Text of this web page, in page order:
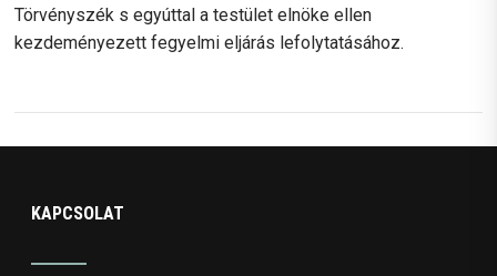
Törvényszék s egyúttal a testület elnöke ellen
kezdeményezett fegyelmi eljárás lefolytatásához.
KAPCSOLAT